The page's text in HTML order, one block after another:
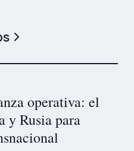
operativa: el
y Rusia para